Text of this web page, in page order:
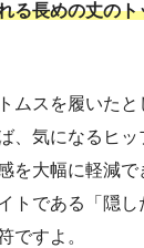
る長めの丈のト
ムスを履いた
、気になるヒッ
を大幅に軽減で
トである「隠
ですよ。